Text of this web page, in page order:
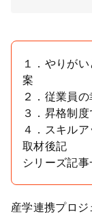
１．やりが
案
２．従業員
３．昇格制
４．スキル
取材後記
シリーズ記事
産学連携プロ